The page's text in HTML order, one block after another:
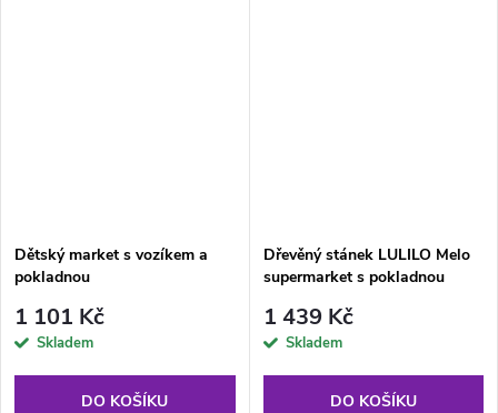
Dětský market s vozíkem a
pokladnou
1 101 Kč
Skladem
DO KOŠÍKU
Dřevěný stánek LULILO Melo
supermarket s pokladnou
1 439 Kč
Skladem
DO KOŠÍKU